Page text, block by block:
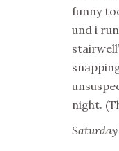
funny
und i
night.
Saturday